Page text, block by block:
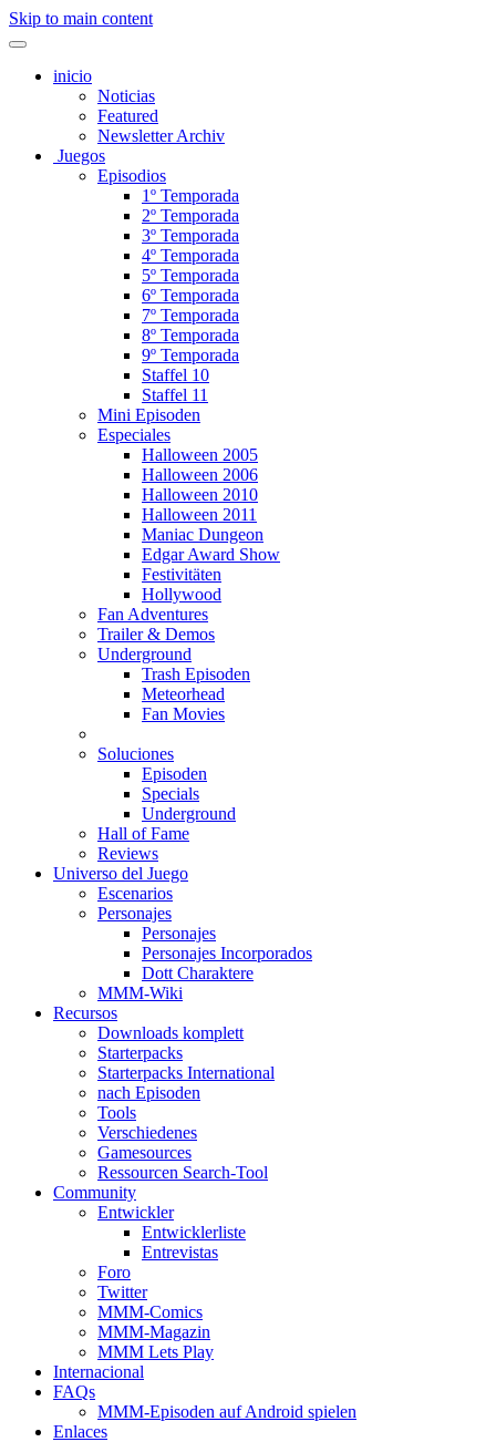
Skip to main content
inicio
Noticias
Featured
Newsletter Archiv
Juegos
Episodios
1º Temporada
2º Temporada
3º Temporada
4º Temporada
5º Temporada
6º Temporada
7º Temporada
8º Temporada
9º Temporada
Staffel 10
Staffel 11
Mini Episoden
Especiales
Halloween 2005
Halloween 2006
Halloween 2010
Halloween 2011
Maniac Dungeon
Edgar Award Show
Festivitäten
Hollywood
Fan Adventures
Trailer & Demos
Underground
Trash Episoden
Meteorhead
Fan Movies
Soluciones
Episoden
Specials
Underground
Hall of Fame
Reviews
Universo del Juego
Escenarios
Personajes
Personajes
Personajes Incorporados
Dott Charaktere
MMM-Wiki
Recursos
Downloads komplett
Starterpacks
Starterpacks International
nach Episoden
Tools
Verschiedenes
Gamesources
Ressourcen Search-Tool
Community
Entwickler
Entwicklerliste
Entrevistas
Foro
Twitter
MMM-Comics
MMM-Magazin
MMM Lets Play
Internacional
FAQs
MMM-Episoden auf Android spielen
Enlaces